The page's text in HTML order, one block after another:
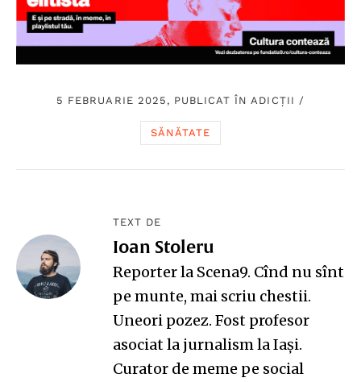
5 FEBRUARIE 2025, PUBLICAT ÎNADICȚII /
SĂNĂTATE
TEXT DE
Ioan Stoleru
Reporter la Scena9. Cînd nu sînt
pe munte, mai scriu chestii.
Uneori pozez. Fost profesor
asociat la jurnalism la Iași.
Curator de meme pe social